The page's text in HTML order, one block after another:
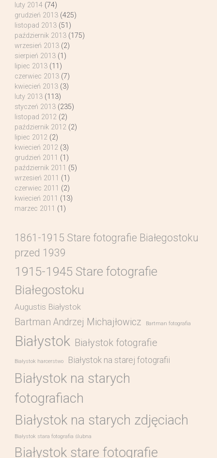
luty 2014 (74)
grudzień 2013 (425)
listopad 2013 (51)
październik 2013 (175)
wrzesień 2013 (2)
sierpień 2013 (1)
lipiec 2013 (11)
czerwiec 2013 (7)
kwiecień 2013 (3)
luty 2013 (113)
styczeń 2013 (235)
listopad 2012 (2)
październik 2012 (2)
lipiec 2012 (2)
kwiecień 2012 (3)
grudzień 2011 (1)
październik 2011 (5)
wrzesień 2011 (1)
czerwiec 2011 (2)
kwiecień 2011 (13)
marzec 2011 (1)
1861-1915 Stare fotografie Białegostoku
przed 1939
1915-1945 Stare fotografie
Białegostoku
Augustis Białystok
Bartman Andrzej Michajłowicz Bartman fotografia
Białystok Białystok fotografie
Białystok harcerstwo Białystok na starej fotografii
Białystok na starych
fotografiach
Białystok na starych zdjęciach
Białystok stara fotografia ślubna
Białystok stare fotografie